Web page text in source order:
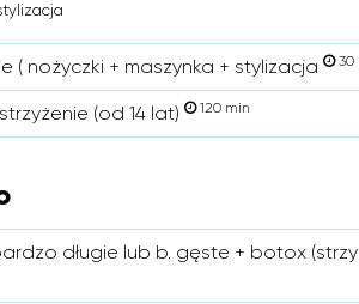
( nożyczki + maszynka + stylizacja 30
(od 14 lat) 120 min
długie lub b. gęste + botox